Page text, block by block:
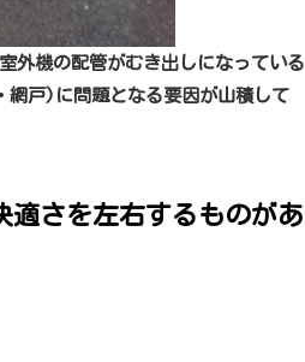
外機の配管がむき出しになっている
網戸)に問題となる要因が山積して
適さを左右するものがあ